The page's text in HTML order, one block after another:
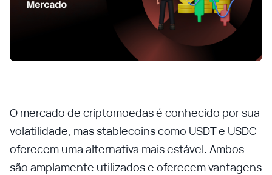
O mercado de criptomoedas é conhecido por sua
volatilidade, mas stablecoins como USDT e USDC
oferecem uma alternativa mais estável. Ambos
são amplamente utilizados e oferecem vantagens